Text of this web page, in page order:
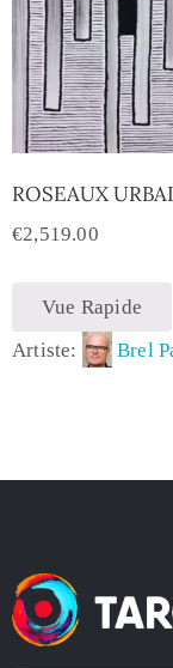
ROSEAUX
€2,519.00
Vue Rapide
Artiste:
Brel